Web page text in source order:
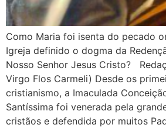
Como Maria foi isenta do pecado
Igreja definido o dogma da
Nosso Senhor Jesus Cristo?
Virgo Flos Carmeli) Desde os
cristianismo, a Imaculada
Santíssima foi venerada pela
cristãos e defendida por muitos